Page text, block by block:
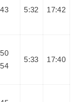
43 5:32 17:42
50
54
5:33 17:40